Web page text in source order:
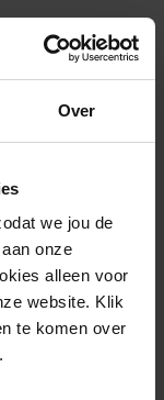
Over
we jou de
onze
alleen voor
website. Klik
te komen over